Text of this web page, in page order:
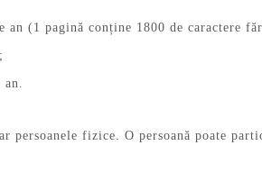
(1 pagină conține 1800 de caractere
persoanele fizice. O persoană poate